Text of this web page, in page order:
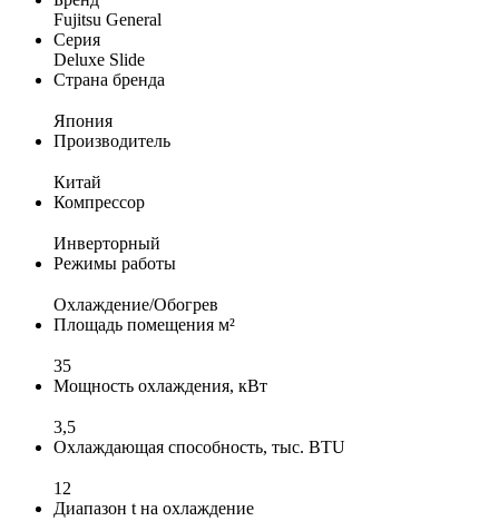
Fujitsu General
Серия
Deluxe Slide
Страна бренда
Япония
Производитель
Китай
Компрессор
Инверторный
Режимы работы
Охлаждение/Обогрев
Площадь помещения м²
35
Мощность охлаждения, кВт
3,5
Охлаждающая способность, тыс. BTU
12
Диапазон t на охлаждение